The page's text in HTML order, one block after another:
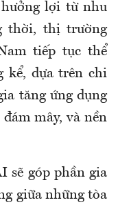
lợi từ nhu
thời, thị trường
tiếp tục thể
kể, dựa trên chi
tăng ứng dụng
mây, và nền
sẽ góp phần gia
giữa những tòa